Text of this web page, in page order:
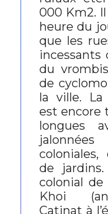
000 Km2.
heure du
que les
incessants
du
de
la ville. La
est encore
longues
de
colonial de
Khoi
Catinat à